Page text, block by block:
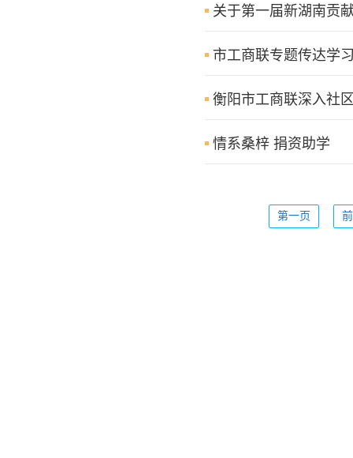
关于第一届新湖南贡
市工商联专题传达学
衡阳市工商联深入社
情系桑梓 捐资助学
第一页